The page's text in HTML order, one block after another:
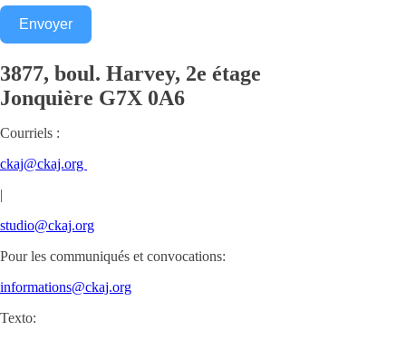
Envoyer
3877, boul. Harvey, 2e étage
Jonquière G7X 0A6
Courriels :
ckaj@ckaj.org
|
studio@ckaj.org
Pour les communiqués et convocations:
informations@ckaj.org
Texto: